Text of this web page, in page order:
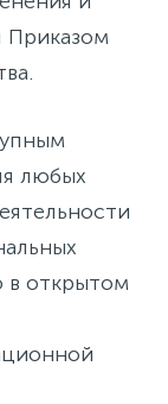
Приказом
любых
открытом